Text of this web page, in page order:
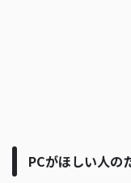
PCがほしい人の